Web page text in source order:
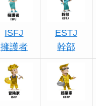
ISFJ
擁護者
ESTJ
幹部